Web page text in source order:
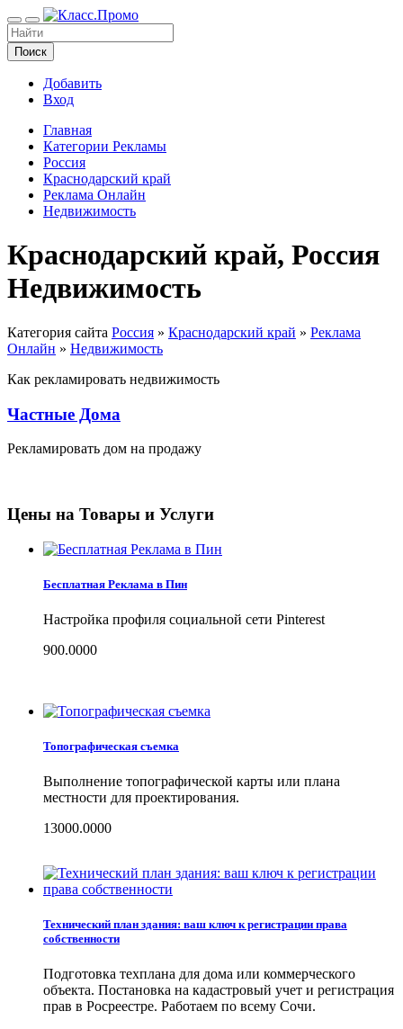
Поиск
Добавить
Вход
Главная
Категории Рекламы
Россия
Краснодарский край
Реклама Онлайн
Недвижимость
Краснодарский край, Россия
Недвижимость
Категория сайта Россия » Краснодарский край » Реклама
Онлайн » Недвижимость
Как рекламировать недвижимость
Частные Дома
Рекламировать дом на продажу
Цены на Товары и Услуги
Бесплатная Реклама в Пин
Настройка профиля социальной сети Pinterest
900.0000
Топографическая съемка
Выполнение топографической карты или плана
местности для проектирования.
13000.0000
Технический план здания: ваш ключ к регистрации права
собственности
Подготовка техплана для дома или коммерческого
объекта. Постановка на кадастровый учет и регистрация
прав в Росреестре. Работаем по всему Сочи.